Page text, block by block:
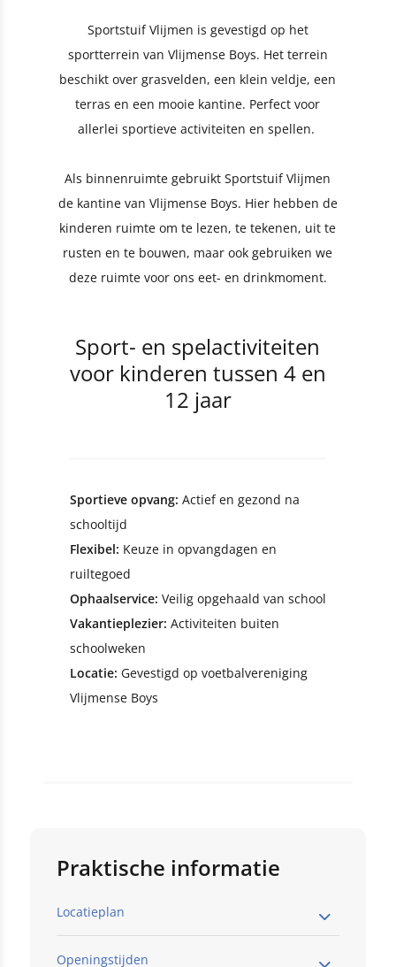
Sportstuif Vlijmen is gevestigd op het
sportterrein van Vlijmense Boys. Het terrein
beschikt over grasvelden, een klein veldje, een
terras en een mooie kantine. Perfect voor
allerlei sportieve activiteiten en spellen.
Als binnenruimte gebruikt Sportstuif Vlijmen
de kantine van Vlijmense Boys. Hier hebben de
kinderen ruimte om te lezen, te tekenen, uit te
rusten en te bouwen, maar ook gebruiken we
deze ruimte voor ons eet- en drinkmoment.
Sport- en spelactiviteiten
voor kinderen tussen 4 en
12 jaar
Sportieve opvang: Actief en gezond na
schooltijd
Flexibel: Keuze in opvangdagen en
ruiltegoed
Ophaalservice: Veilig opgehaald van school
Vakantieplezier: Activiteiten buiten
schoolweken
Locatie: Gevestigd op voetbalvereniging
Vlijmense Boys
Praktische informatie
Locatieplan
Openingstijden